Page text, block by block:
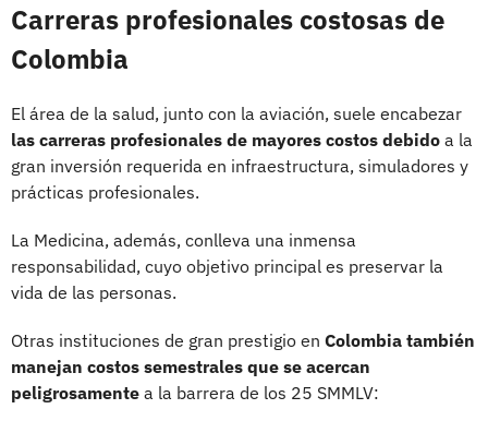
Carreras profesionales costosas de
Colombia
El área de la salud, junto con la aviación, suele encabezar
las carreras profesionales de mayores costos debido a la
gran inversión requerida en infraestructura, simuladores y
prácticas profesionales.
La Medicina, además, conlleva una inmensa
responsabilidad, cuyo objetivo principal es preservar la
vida de las personas.
Otras instituciones de gran prestigio en Colombia también
manejan costos semestrales que se acercan
peligrosamente a la barrera de los 25 SMMLV: